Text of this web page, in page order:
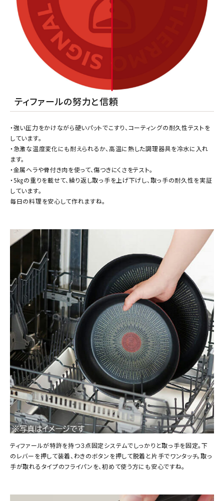
ティファールの努力と信頼
・強い圧力をかけながら硬いパットでこすり、コーティングの耐久性テストを
しています。
・急激な温度変化にも耐えられるか、高温に熱した調理器具を冷水に入れ
ます。
・金属ヘラや骨付き肉を使って、傷つきにくさをテスト。
・5㎏の重りを載せて、繰り返し取っ手を上げ下げし、取っ手の耐久性を実証
しています。
毎日の料理を安心して作れますね。
ティファールが特許を持つ３点固定システムでしっかりと取っ手を固定。下
のレバーを押して装着、わきのボタンを押して脱着と片手でワンタッチ。取っ
手が取れるタイプのフライパンを、初めて使う方にも安心ですね。